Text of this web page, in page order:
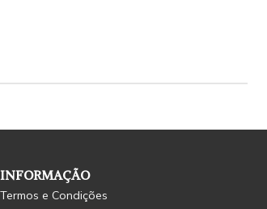
INFORMAÇÃO
Termos e Condições